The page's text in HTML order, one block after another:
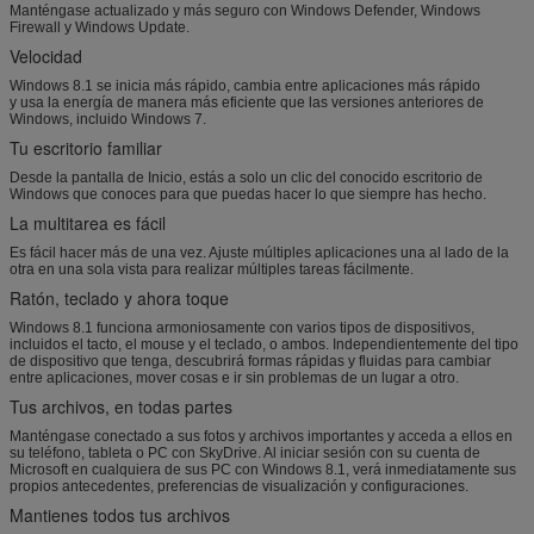
Manténgase actualizado y más seguro con Windows Defender, Windows
Firewall y Windows Update.
Velocidad
Windows 8.1 se inicia más rápido, cambia entre aplicaciones más rápido
y usa la energía de manera más eficiente que las versiones anteriores de
Windows, incluido Windows 7.
Tu escritorio familiar
Desde la pantalla de Inicio, estás a solo un clic del conocido escritorio de
Windows que conoces para que puedas hacer lo que siempre has hecho.
La multitarea es fácil
Es fácil hacer más de una vez. Ajuste múltiples aplicaciones una al lado de la
otra en una sola vista para realizar múltiples tareas fácilmente.
Ratón, teclado y ahora toque
Windows 8.1 funciona armoniosamente con varios tipos de dispositivos,
incluidos el tacto, el mouse y el teclado, o ambos. Independientemente del tipo
de dispositivo que tenga, descubrirá formas rápidas y fluidas para cambiar
entre aplicaciones, mover cosas e ir sin problemas de un lugar a otro.
Tus archivos, en todas partes
Manténgase conectado a sus fotos y archivos importantes y acceda a ellos en
su teléfono, tableta o PC con SkyDrive. Al iniciar sesión con su cuenta de
Microsoft en cualquiera de sus PC con Windows 8.1, verá inmediatamente sus
propios antecedentes, preferencias de visualización y configuraciones.
Mantienes todos tus archivos